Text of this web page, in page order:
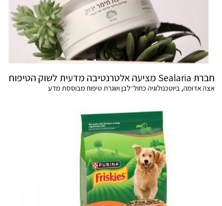
חברת Sealaria מציעה אלטרנטיבה מדעית לשוק הטיפוח
אצה אדומה, ביוטכנולוגיה כחול־לבן ושגרת טיפוח מבוססת מדע